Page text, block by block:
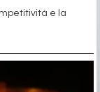
e la